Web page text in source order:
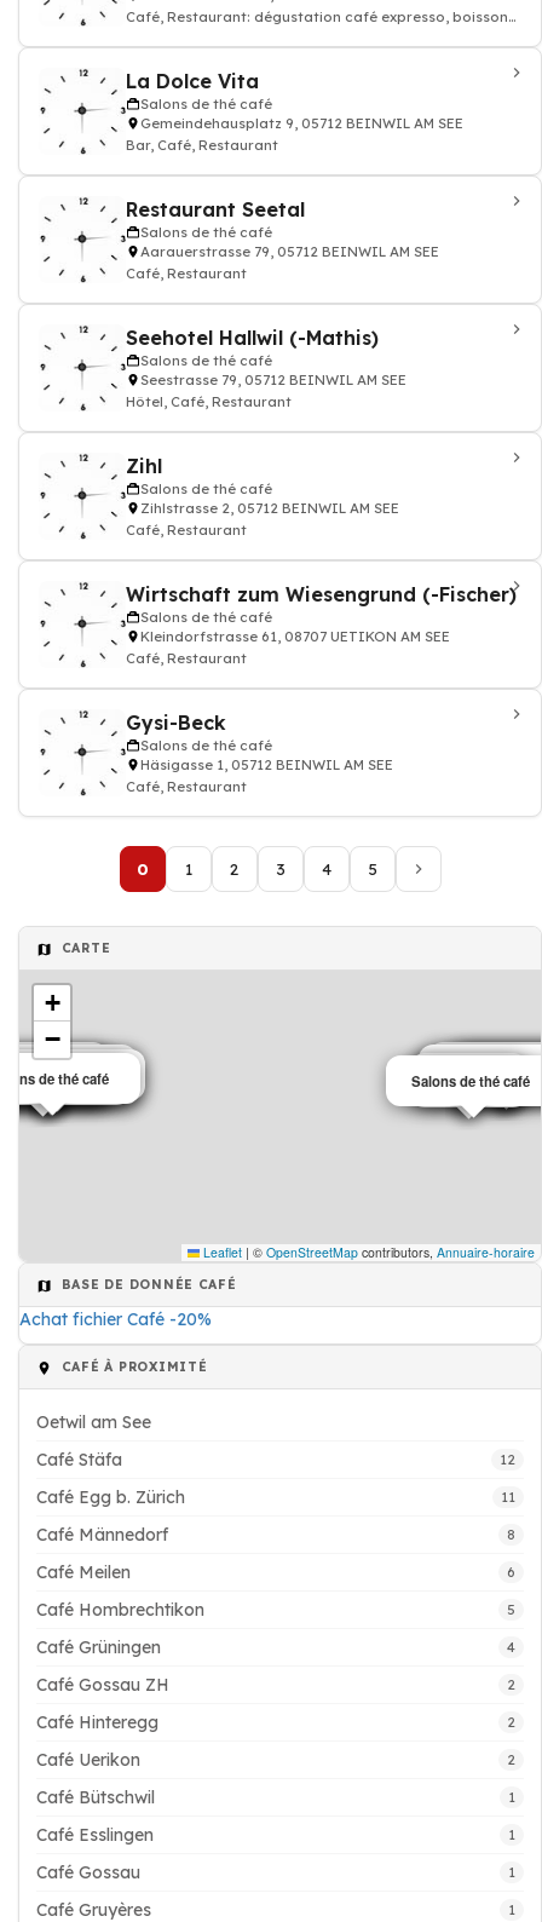
Café, Restaurant: dégustation café expresso, boisson
La Dolce Vita
Salons de thé café
Gemeindehausplatz 9, 05712 BEINWIL AM SEE
Bar, Café, Restaurant
Restaurant Seetal
Salons de thé café
Aarauerstrasse 79, 05712 BEINWIL AM SEE
Café, Restaurant
Seehotel Hallwil (-Mathis)
Salons de thé café
Seestrasse 79, 05712 BEINWIL AM SEE
Hôtel, Café, Restaurant
Zihl
Salons de thé café
Zihlstrasse 2, 05712 BEINWIL AM SEE
Café, Restaurant
Wirtschaft zum Wiesengrund (-Fischer)
Salons de thé café
Kleindorfstrasse 61, 08707 UETIKON AM SEE
Café, Restaurant
Gysi-Beck
Salons de thé café
Häsigasse 1, 05712 BEINWIL AM SEE
Café, Restaurant
0 1 2 3 4 5
CARTE
Café
Café
Salons de thé
Café
Café Café
Café Café
Caféde thé café
de thé café
de thé café
de thé café Salons de thé café
de thé café
+
−
Leaflet | © OpenStreetMap contributors, Annuaire-horaire
BASE DE DONNÉE CAFÉ
Achat fichier Café -20%
CAFÉ À PROXIMITÉ
Oetwil am See
Café Stäfa
12
Café Egg b. Zürich 11
Café Männedorf 8
Café Meilen 6
Café Hombrechtikon 5
Café Grüningen 4
Café Gossau ZH 2
Café Hinteregg 2
Café Uerikon 2
Café Bütschwil 1
Café Esslingen 1
Café Gossau 1
Café Gruyères 1